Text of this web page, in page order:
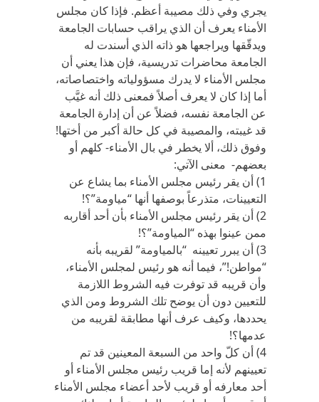
يجري وفي ذلك مصيبة أعظم. فإذا كان مجلس
الأمناء يعرف أن الذي يراقب حسابات الجامعة
ويدقّقها ويراجعها هو ذاته الذي أسندت له
الجامعة محاضرات تدريسية، فإن هذا يعني أن
مجلس الأمناء لا يدرك مسؤولياته واختصاصاته،
أما إذا كان لا يعرف أصلاً فمعنى ذلك أنه غيَّب
عن الجامعة نفسه، فضلاً عن أن إدارة الجامعة
قد غيبته، والمصيبة في كل حالة أكبر من أختها!
وفوق ذلك، ألا يخطر في بال الأمناء- كلهم أو
بعضهم- معنى الآتي:
1) أن يقر رئيس مجلس الأمناء بما يشاع عن
التعيينات، متذرعاً بوصفها أنها “مياومة”؟!
2) أن يقر رئيس مجلس الأمناء بأن أحد أقاربه
ممن عينوا بهذه “المياومة”؟!
3) أن يبرر تعيينه “بالمياومة” لقريبه بأنه
“مواطن!”، فيما أنه هو رئيس لمجلس الأمناء،
وأن قريبه قد توفرت فيه الشروط اللازمة
للتعيين دون أن يوضح تلك الشروط ومن الذي
يحددها، وكيف عرف أنها مطابقة لقريبه من
عدمها؟!
4) أن كلّ واحد من السبعة المعينين قد تم
تعيينهم لأنه إما قريب رئيس مجلس الأمناء أو
أحد معارفه أو قريب لأحد أعضاء مجلس الأمناء